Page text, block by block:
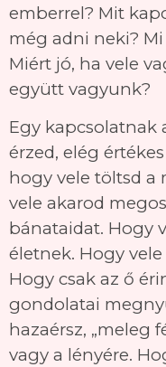
emberrel? Mit
még adni neki?
Miért jó, ha vele
együtt vagyunk?
Egy kapcsolatnak
érzed, elég
hogy vele töltsd a
vele akarod
bánataidat. Hogy
életnek. Hogy
Hogy csak az ő
gondolatai
hazaérsz, „meleg
vagy a lényére.